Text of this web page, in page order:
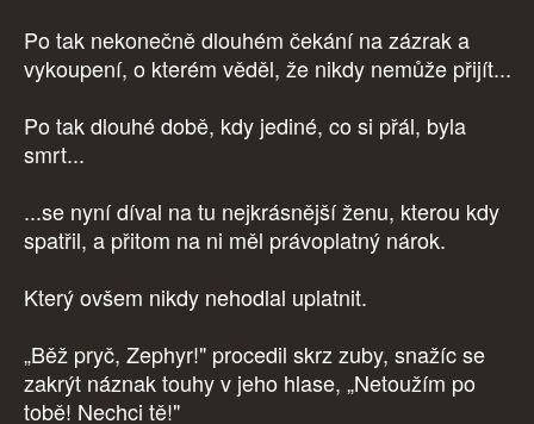
Po tak nekonečně dlouhém čekání na zázrak a
vykoupení, o kterém věděl, že nikdy nemůže přijít...
Po tak dlouhé době, kdy jediné, co si přál, byla
smrt...
...se nyní díval na tu nejkrásnější ženu, kterou kdy
spatřil, a přitom na ni měl právoplatný nárok.
Který ovšem nikdy nehodlal uplatnit.
„Běž pryč, Zephyr!" procedil skrz zuby, snažíc se
zakrýt náznak touhy v jeho hlase, „Netoužím po
tobě! Nechci tě!"